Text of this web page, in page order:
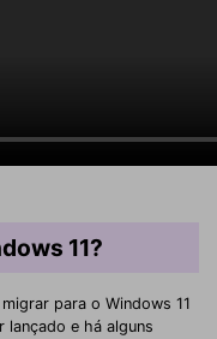
11?
para o Windows 11
lançado e há alguns